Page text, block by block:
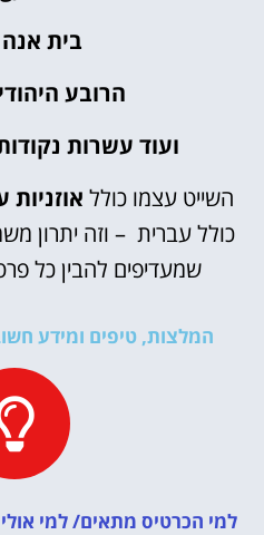
בית
הרובע
ועוד עשרות
השייט עצמו כולל אוזניות
כולל עברית – וזה יתרון
שמעדיפים להבין כל
המלצות, טיפים ומידע
למי הכרטיס מתאים/ למי